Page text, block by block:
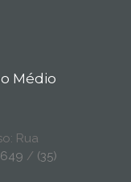
Médio
Rua
/ (35)